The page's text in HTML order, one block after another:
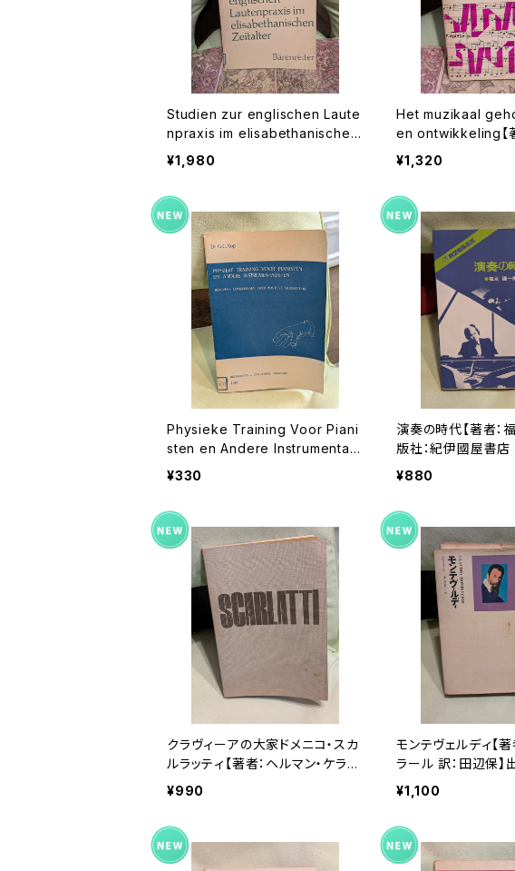
Studien zur englischen Laute
npraxis im elisabethanischen
Zeitalter【著者：Wilburn Wend
ell Newcomb】出版社：Bärenre
¥1,980
Het muzikaal gehoor
en ontwikkeling【
WILLEMZE】出版社
AULA-BOEKEN
¥1,320
Physieke Training Voor Piani
sten en Andere Instrumentali
sten【著者：Dr.G.C.Kop】出版社：
¥330
演奏の時代【著者：
版社：紀伊國屋書
¥880
クラヴィーアの大家ドメニコ・スカ
ルラッティ【著者：ヘルマン・ケラー
訳：原田宏司、小山郁之進】出版
¥990
モンテヴェルディ【著
ラール 訳：田辺保】
之友社 昭和51年
¥1,100